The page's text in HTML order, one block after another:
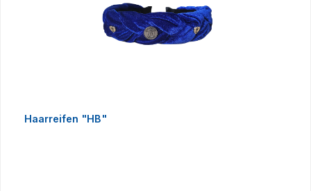
Haarreifen "HB"